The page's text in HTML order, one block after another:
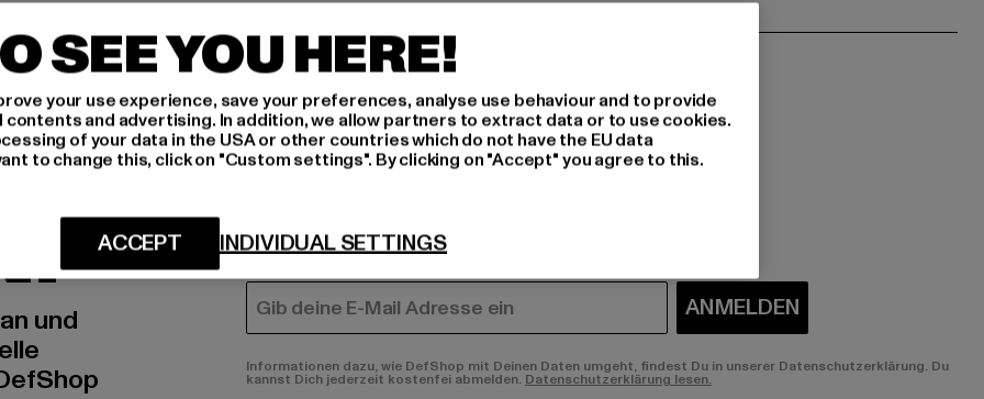
AN,
und
MÄNNER
FRAUEN
E-MAIL ANMELDEN
Informationen dazu, wie DefShop mit Deinen Daten umgeht, findest Du in unserer Datenschutzerklärung. Du
kannst Dich jederzeit kostenfei abmelden. Datenschutzerklärung lesen.
SEE YOU HERE!
your use experience, save your preferences, analyse use behaviour and to provide
and advertising. In addition, we allow partners to extract data or to use cookies.
of your data in the USA or other countries which do not have the EU data
to change this, click on "Custom settings". By clicking on "Accept" you agree to this.
INDIVIDUAL SETTINGS
ACCEPT